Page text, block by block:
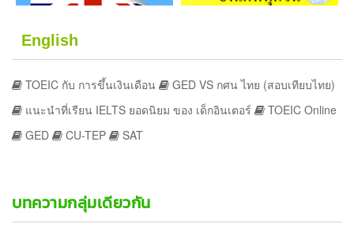
English
TOEIC กับ การขึ้นเงินเดือน
GED VS กศน ไทย (สอบเทียบไทย)
แนะนำที่เรียน IELTS ยอดนิยม ของ เด็กอินเตอร์
TOEIC Online
GED
CU-TEP SAT
บทความกลุ่มเดียวกัน